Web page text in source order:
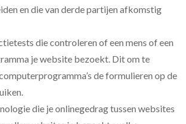
en die van derde partijen afkomstig
die controleren of een mens of een
je website bezoekt. Dit om te
de formulieren op de
die je onlinegedrag tussen websites